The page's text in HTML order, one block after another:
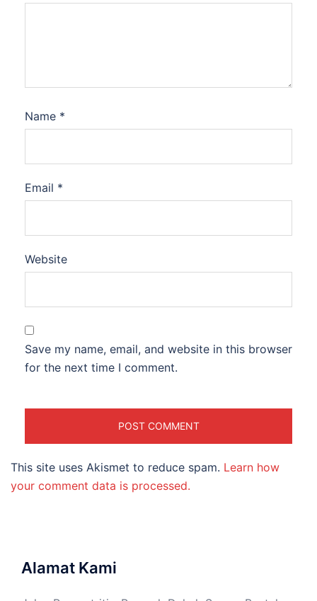
Name *
Email *
Website
Save my name, email, and website in this browser
for the next time I comment.
This site uses Akismet to reduce spam. Learn how
your comment data is processed.
Alamat Kami